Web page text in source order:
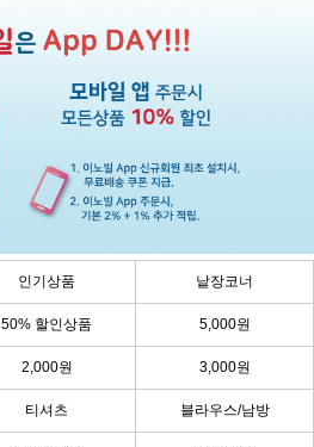
인기상품 낱장코너
50% 할인상품 5,000원
2,000원 3,000원
티셔츠 블라우스/남방